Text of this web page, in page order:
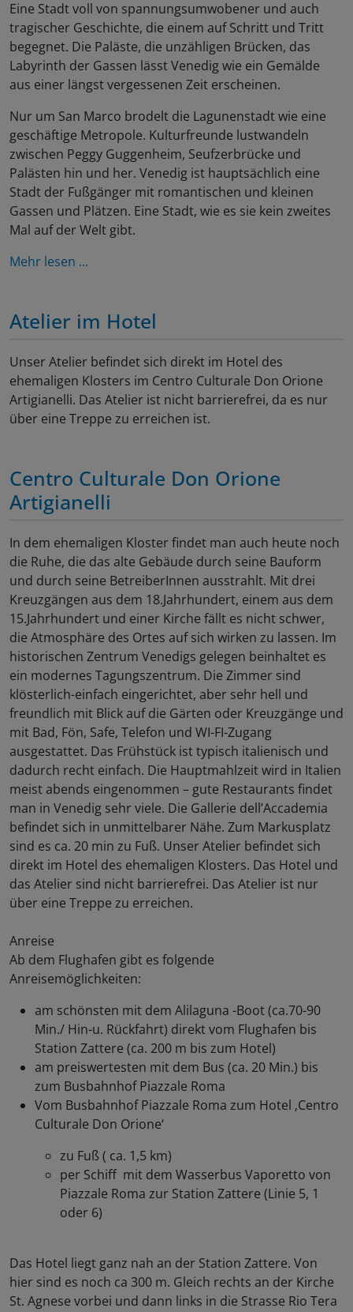
Eine Stadt voll von spannungsumwobener und auch
tragischer Geschichte, die einem auf Schritt und Tritt
begegnet. Die Paläste, die unzähligen Brücken, das
Labyrinth der Gassen lässt Venedig wie ein Gemälde
aus einer längst vergessenen Zeit erscheinen.
Nur um San Marco brodelt die Lagunenstadt wie eine
geschäftige Metropole. Kulturfreunde lustwandeln
zwischen Peggy Guggenheim, Seufzerbrücke und
Palästen hin und her. Venedig ist hauptsächlich eine
Stadt der Fußgänger mit romantischen und kleinen
Gassen und Plätzen. Eine Stadt, wie es sie kein zweites
Mal auf der Welt gibt.
Mehr lesen ...
Atelier im Hotel
Unser Atelier befindet sich direkt im Hotel des
ehemaligen Klosters im Centro Culturale Don Orione
Artigianelli. Das Atelier ist nicht barrierefrei, da es nur
über eine Treppe zu erreichen ist.
Centro Culturale Don Orione
Artigianelli
In dem ehemaligen Kloster findet man auch heute noch
die Ruhe, die das alte Gebäude durch seine Bauform
und durch seine BetreiberInnen ausstrahlt. Mit drei
Kreuzgängen aus dem 18.Jahrhundert, einem aus dem
15.Jahrhundert und einer Kirche fällt es nicht schwer,
die Atmosphäre des Ortes auf sich wirken zu lassen. Im
historischen Zentrum Venedigs gelegen beinhaltet es
ein modernes Tagungszentrum. Die Zimmer sind
klösterlich-einfach eingerichtet, aber sehr hell und
freundlich mit Blick auf die Gärten oder Kreuzgänge und
mit Bad, Fön, Safe, Telefon und WI-FI-Zugang
ausgestattet. Das Frühstück ist typisch italienisch und
dadurch recht einfach. Die Hauptmahlzeit wird in Italien
meist abends eingenommen – gute Restaurants findet
man in Venedig sehr viele. Die Gallerie dell’Accademia
befindet sich in unmittelbarer Nähe. Zum Markusplatz
sind es ca. 20 min zu Fuß. Unser Atelier befindet sich
direkt im Hotel des ehemaligen Klosters. Das Hotel und
das Atelier sind nicht barrierefrei. Das Atelier ist nur
über eine Treppe zu erreichen.
Anreise
Ab dem Flughafen gibt es folgende
Anreisemöglichkeiten:
am schönsten mit dem Alilaguna -Boot (ca.70-90
Min./ Hin-u. Rückfahrt) direkt vom Flughafen bis
Station Zattere (ca. 200 m bis zum Hotel)
am preiswertesten mit dem Bus (ca. 20 Min.) bis
zum Busbahnhof Piazzale Roma
Vom Busbahnhof Piazzale Roma zum Hotel ‚Centro
Culturale Don Orione‘
zu Fuß ( ca. 1,5 km)
per Schiff mit dem Wasserbus Vaporetto von
Piazzale Roma zur Station Zattere (Linie 5, 1
oder 6)
Das Hotel liegt ganz nah an der Station Zattere. Von
hier sind es noch ca 300 m. Gleich rechts an der Kirche
St. Agnese vorbei und dann links in die Strasse Rio Tera